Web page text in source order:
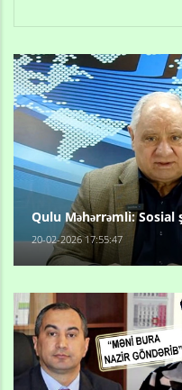
Qulu Məhərrəmli: Sosial
20-02-2026 17:55:47